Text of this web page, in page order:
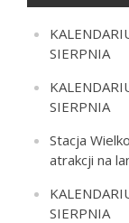
SIERPNIA
SIERPNIA
Stacja
atrakcji na
SIERPNIA